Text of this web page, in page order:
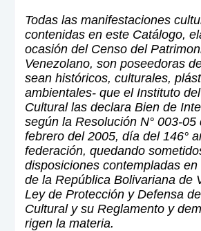
Todas las manifestaciones
contenidas en este Catálogo,
ocasión del Censo del
Venezolano, son poseedoras
sean históricos, culturales,
ambientales- que el Instituto
Cultural las declara Bien de
según la Resolución N° 003-
febrero del 2005, día del 146°
federación, quedando
disposiciones contempladas
de la República Bolivariana de
Ley de Protección y Defensa
Cultural y su Reglamento y
rigen la materia.